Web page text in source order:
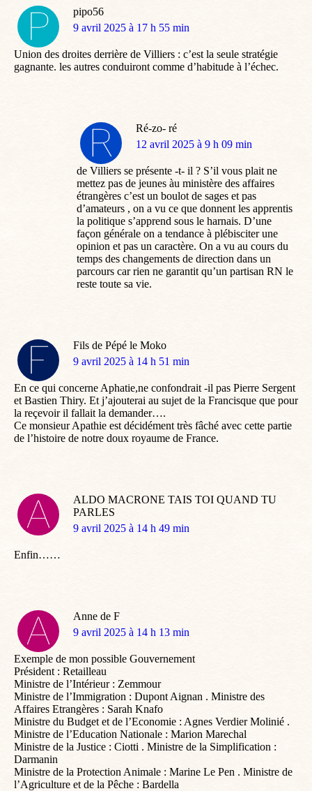
pipo56
dit
9 avril 2025 à 17 h 55 min
Union des droites derrière de Villiers : c’est la seule stratégie
gagnante. les autres conduiront comme d’habitude à l’échec.
Ré-zo- ré
dit
12 avril 2025 à 9 h 09 min
de Villiers se présente -t- il ? S’il vous plait ne
mettez pas de jeunes àu ministère des affaires
étrangères c’est un boulot de sages et pas
d’amateurs , on a vu ce que donnent les apprentis
la politique s’apprend sous le harnais. D’une
façon générale on a tendance à plébisciter une
opinion et pas un caractère. On a vu au cours du
temps des changements de direction dans un
parcours car rien ne garantit qu’un partisan RN le
reste toute sa vie.
Fils de Pépé le Moko
dit
9 avril 2025 à 14 h 51 min
En ce qui concerne Aphatie,ne confondrait -il pas Pierre Sergent
et Bastien Thiry. Et j’ajouterai au sujet de la Francisque que pour
la reçevoir il fallait la demander….
Ce monsieur Apathie est décidément très fâché avec cette partie
de l’histoire de notre doux royaume de France.
ALDO MACRONE TAIS TOI QUAND TU
PARLES
dit
9 avril 2025 à 14 h 49 min
Enfin……
Anne de F
dit
9 avril 2025 à 14 h 13 min
Exemple de mon possible Gouvernement
Président : Retailleau
Ministre de l’Intérieur : Zemmour
Ministre de l’Immigration : Dupont Aignan . Ministre des
Affaires Etrangères : Sarah Knafo
Ministre du Budget et de l’Economie : Agnes Verdier Molinié .
Ministre de l’Education Nationale : Marion Marechal
Ministre de la Justice : Ciotti . Ministre de la Simplification :
Darmanin
Ministre de la Protection Animale : Marine Le Pen . Ministre de
l’Agriculture et de la Pêche : Bardella